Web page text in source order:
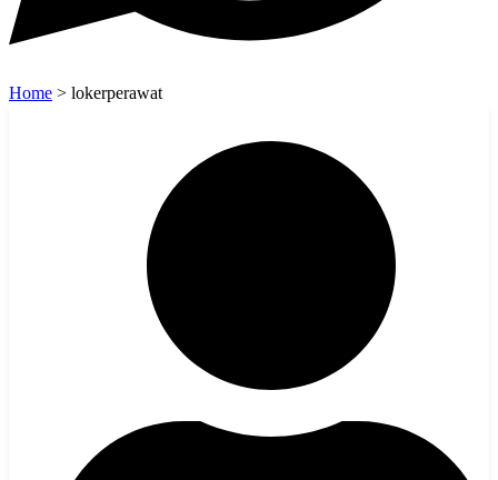
Home > lokerperawat